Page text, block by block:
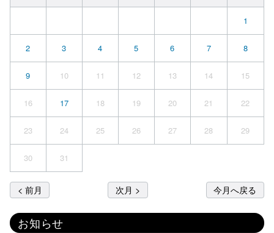
1
2 3 4 5 6 7 8
9 10 11 12 13 14 15
16 17 18 19 20 21 22
23 24 25 26 27 28 29
30 31
< 前月 次月 > 今月へ戻る
お知らせ